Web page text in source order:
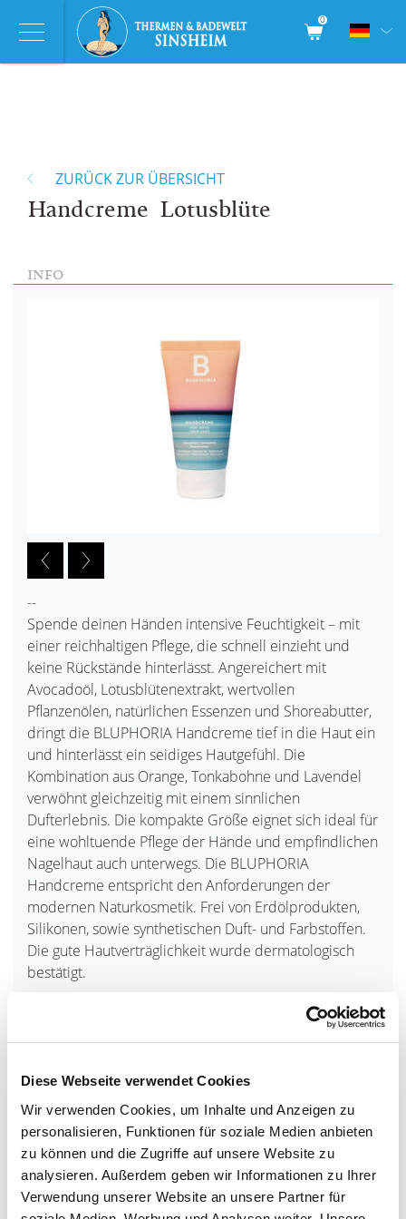
Diese Webseite verwendet Cookies
Wir verwenden Cookies, um Inhalte und Anzeigen zu
personalisieren, Funktionen für soziale Medien anbieten
zu können und die Zugriffe auf unsere Website zu
analysieren. Außerdem geben wir Informationen zu Ihrer
Verwendung unserer Website an unsere Partner für
0
ZURÜCK ZUR ÜBERSICHT
Handcreme Lotusblüte
INFO
--
Spende deinen Händen intensive Feuchtigkeit – mit
einer reichhaltigen Pflege, die schnell einzieht und
keine Rückstände hinterlässt. Angereichert mit
Avocadoöl, Lotusblütenextrakt, wertvollen
Pflanzenölen, natürlichen Essenzen und Shoreabutter,
dringt die BLUPHORIA Handcreme tief in die Haut ein
und hinterlässt ein seidiges Hautgefühl. Die
Kombination aus Orange, Tonkabohne und Lavendel
verwöhnt gleichzeitig mit einem sinnlichen
Dufterlebnis. Die kompakte Größe eignet sich ideal für
eine wohltuende Pflege der Hände und empfindlichen
Nagelhaut auch unterwegs. Die BLUPHORIA
Handcreme entspricht den Anforderungen der
modernen Naturkosmetik. Frei von Erdölprodukten,
Silikonen, sowie synthetischen Duft- und Farbstoffen.
Die gute Hautverträglichkeit wurde dermatologisch
bestätigt.
Die perfekte Ergänzung zu einem Geschenkgutschein
verwöhnende Pflege für die Hände im Alltag.
Hier finden Sie die Angaben zurLieferzeit.
Anwendung